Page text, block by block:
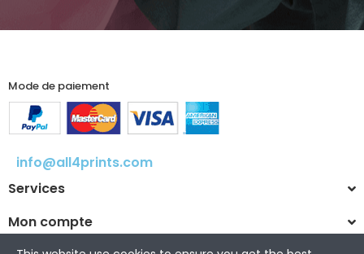
Mode de paiement
info@all4prints.com
Services
Mon compte